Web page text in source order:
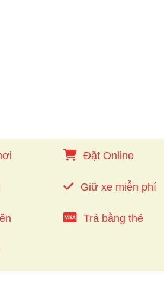
Đặt Online
Giữ xe miễn phí
Trả bằng thẻ